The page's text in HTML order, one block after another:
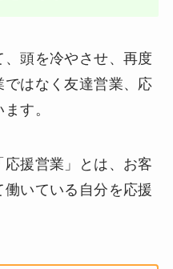
頭を冷やさせ、再度
はなく友達営業、応
す。
援営業」とは、お客
いている自分を応援